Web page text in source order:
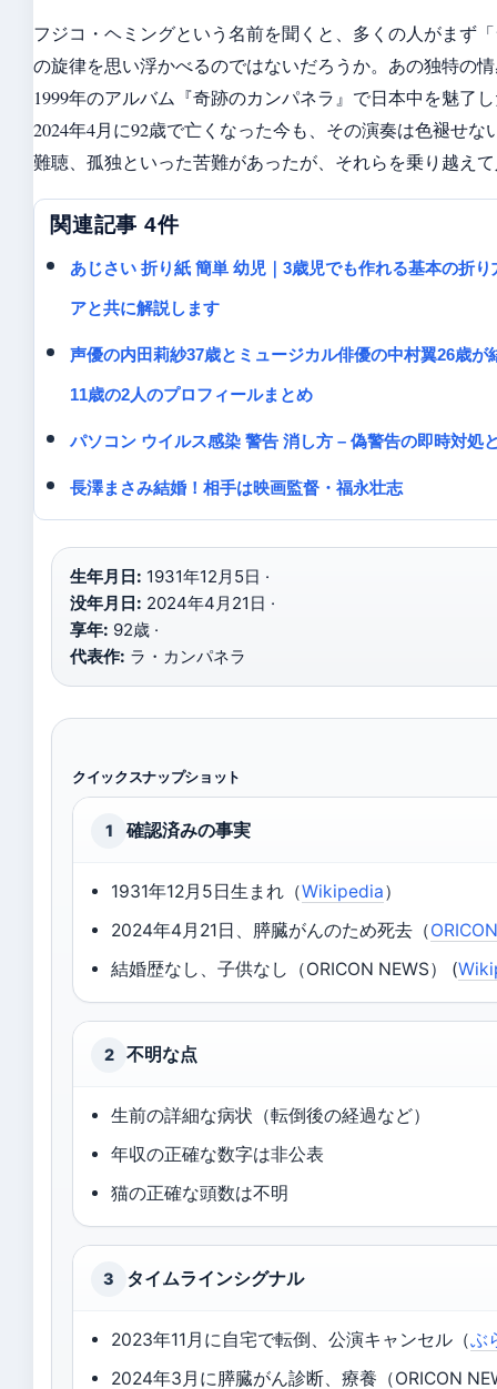
フジコ・ヘミングという名前を聞くと、多くの人がまず
の旋律を思い浮かべるのではないだろうか。あの独特の
1999年のアルバム『奇跡のカンパネラ』で日本中を魅了
2024年4月に92歳で亡くなった今も、その演奏は色褪せ
難聴、孤独といった苦難があったが、それらを乗り越え
関連記事 4件
あじさい 折り紙 簡単 幼児｜3歳児でも作れる基本の折
アと共に解説します
声優の内田莉紗37歳とミュージカル俳優の中村翼26歳が
11歳の2人のプロフィールまとめ
パソコン ウイルス感染 警告 消し方 – 偽警告の即時対処
長澤まさみ結婚！相手は映画監督・福永壮志
生年月日: 1931年12月5日 ·
没年月日: 2024年4月21日 ·
享年: 92歳 ·
代表作: ラ・カンパネラ
クイックスナップショット
1 確認済みの事実
1931年12月5日生まれ（Wikipedia）
2024年4月21日、膵臓がんのため死去（
結婚歴なし、子供なし（ORICON NEWS） (
2 不明な点
生前の詳細な病状（転倒後の経過など）
年収の正確な数字は非公表
猫の正確な頭数は不明
3 タイムラインシグナル
2023年11月に自宅で転倒、公演キャンセル（ぶ
2024年3月に膵臓がん診断、療養（ORICON